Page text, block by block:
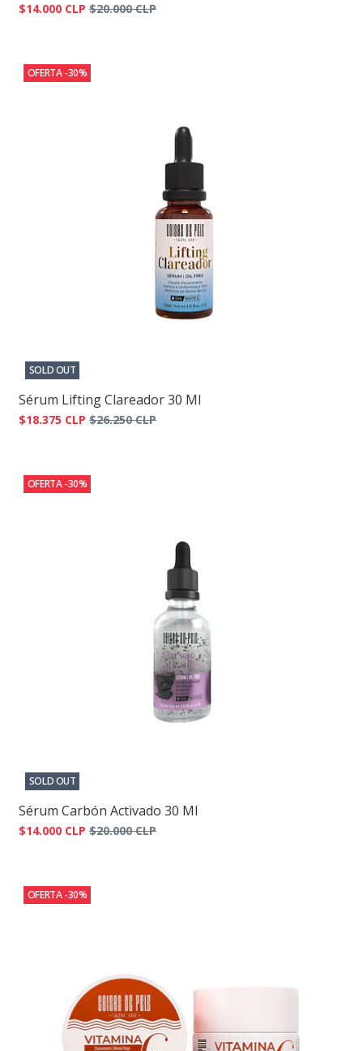
$14.000 CLP $20.000 CLP
OFERTA -30%
SOLD OUT
Sérum Lifting Clareador 30 Ml
$18.375 CLP $26.250 CLP
OFERTA -30%
SOLD OUT
Sérum Carbón Activado 30 Ml
$14.000 CLP $20.000 CLP
OFERTA -30%